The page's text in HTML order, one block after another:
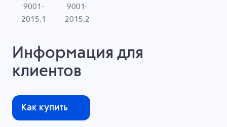
9001-
2015.1
9001-
2015.2
Информация для
клиентов
Как купить